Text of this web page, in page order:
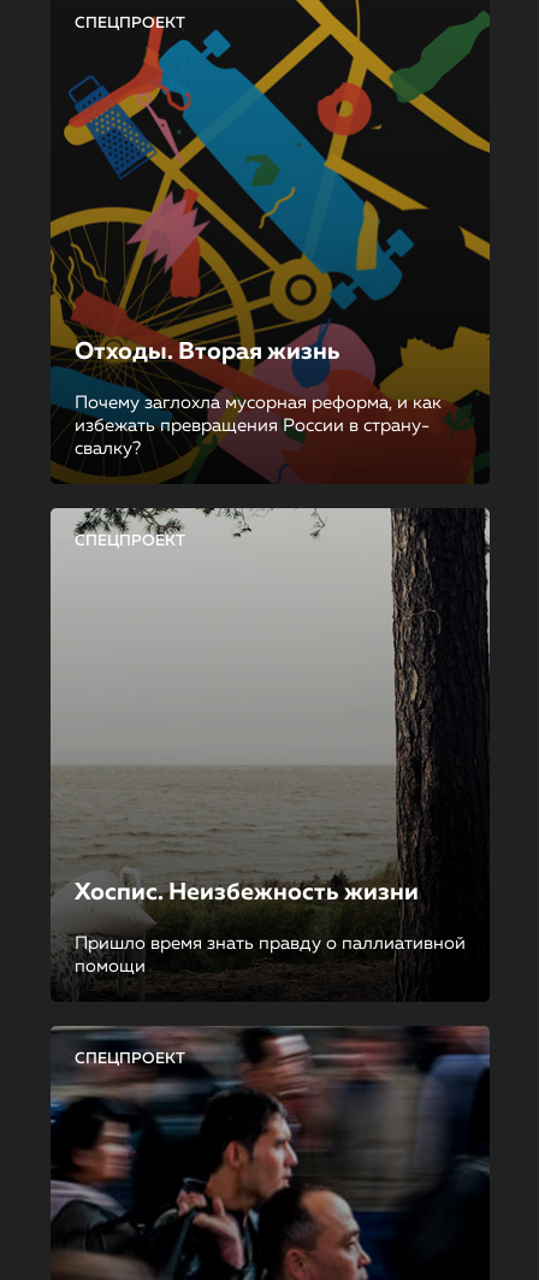
СПЕЦПРОЕКТ
Отходы. Вторая жизнь
Почему заглохла мусорная реформа, и как
избежать превращения России в страну-
свалку?
СПЕЦПРОЕКТ
Хоспис. Неизбежность жизни
Пришло время знать правду о паллиативной
помощи
СПЕЦПРОЕКТ